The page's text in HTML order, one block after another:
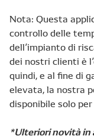
Nota: Questa
controllo delle
dell’impianto di
dei nostri clienti è
quindi, e al fine di
elevata, la nostra
disponibile solo
*Ulteriori novità in